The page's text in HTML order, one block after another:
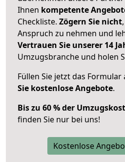
Ihnen kompetente
Checkliste. Zögern Sie nicht
Anspruch zu nehmen und
Vertrauen Sie unserer 14
Umzugsbranche und holen
Füllen Sie jetzt das Formular
Sie kostenlose Angebote.
Bis zu 60 % der
finden Sie nur bei uns!
Kostenlose